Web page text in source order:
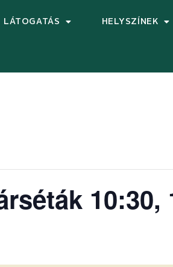
LÁTOGATÁS HELYSZÍNEK